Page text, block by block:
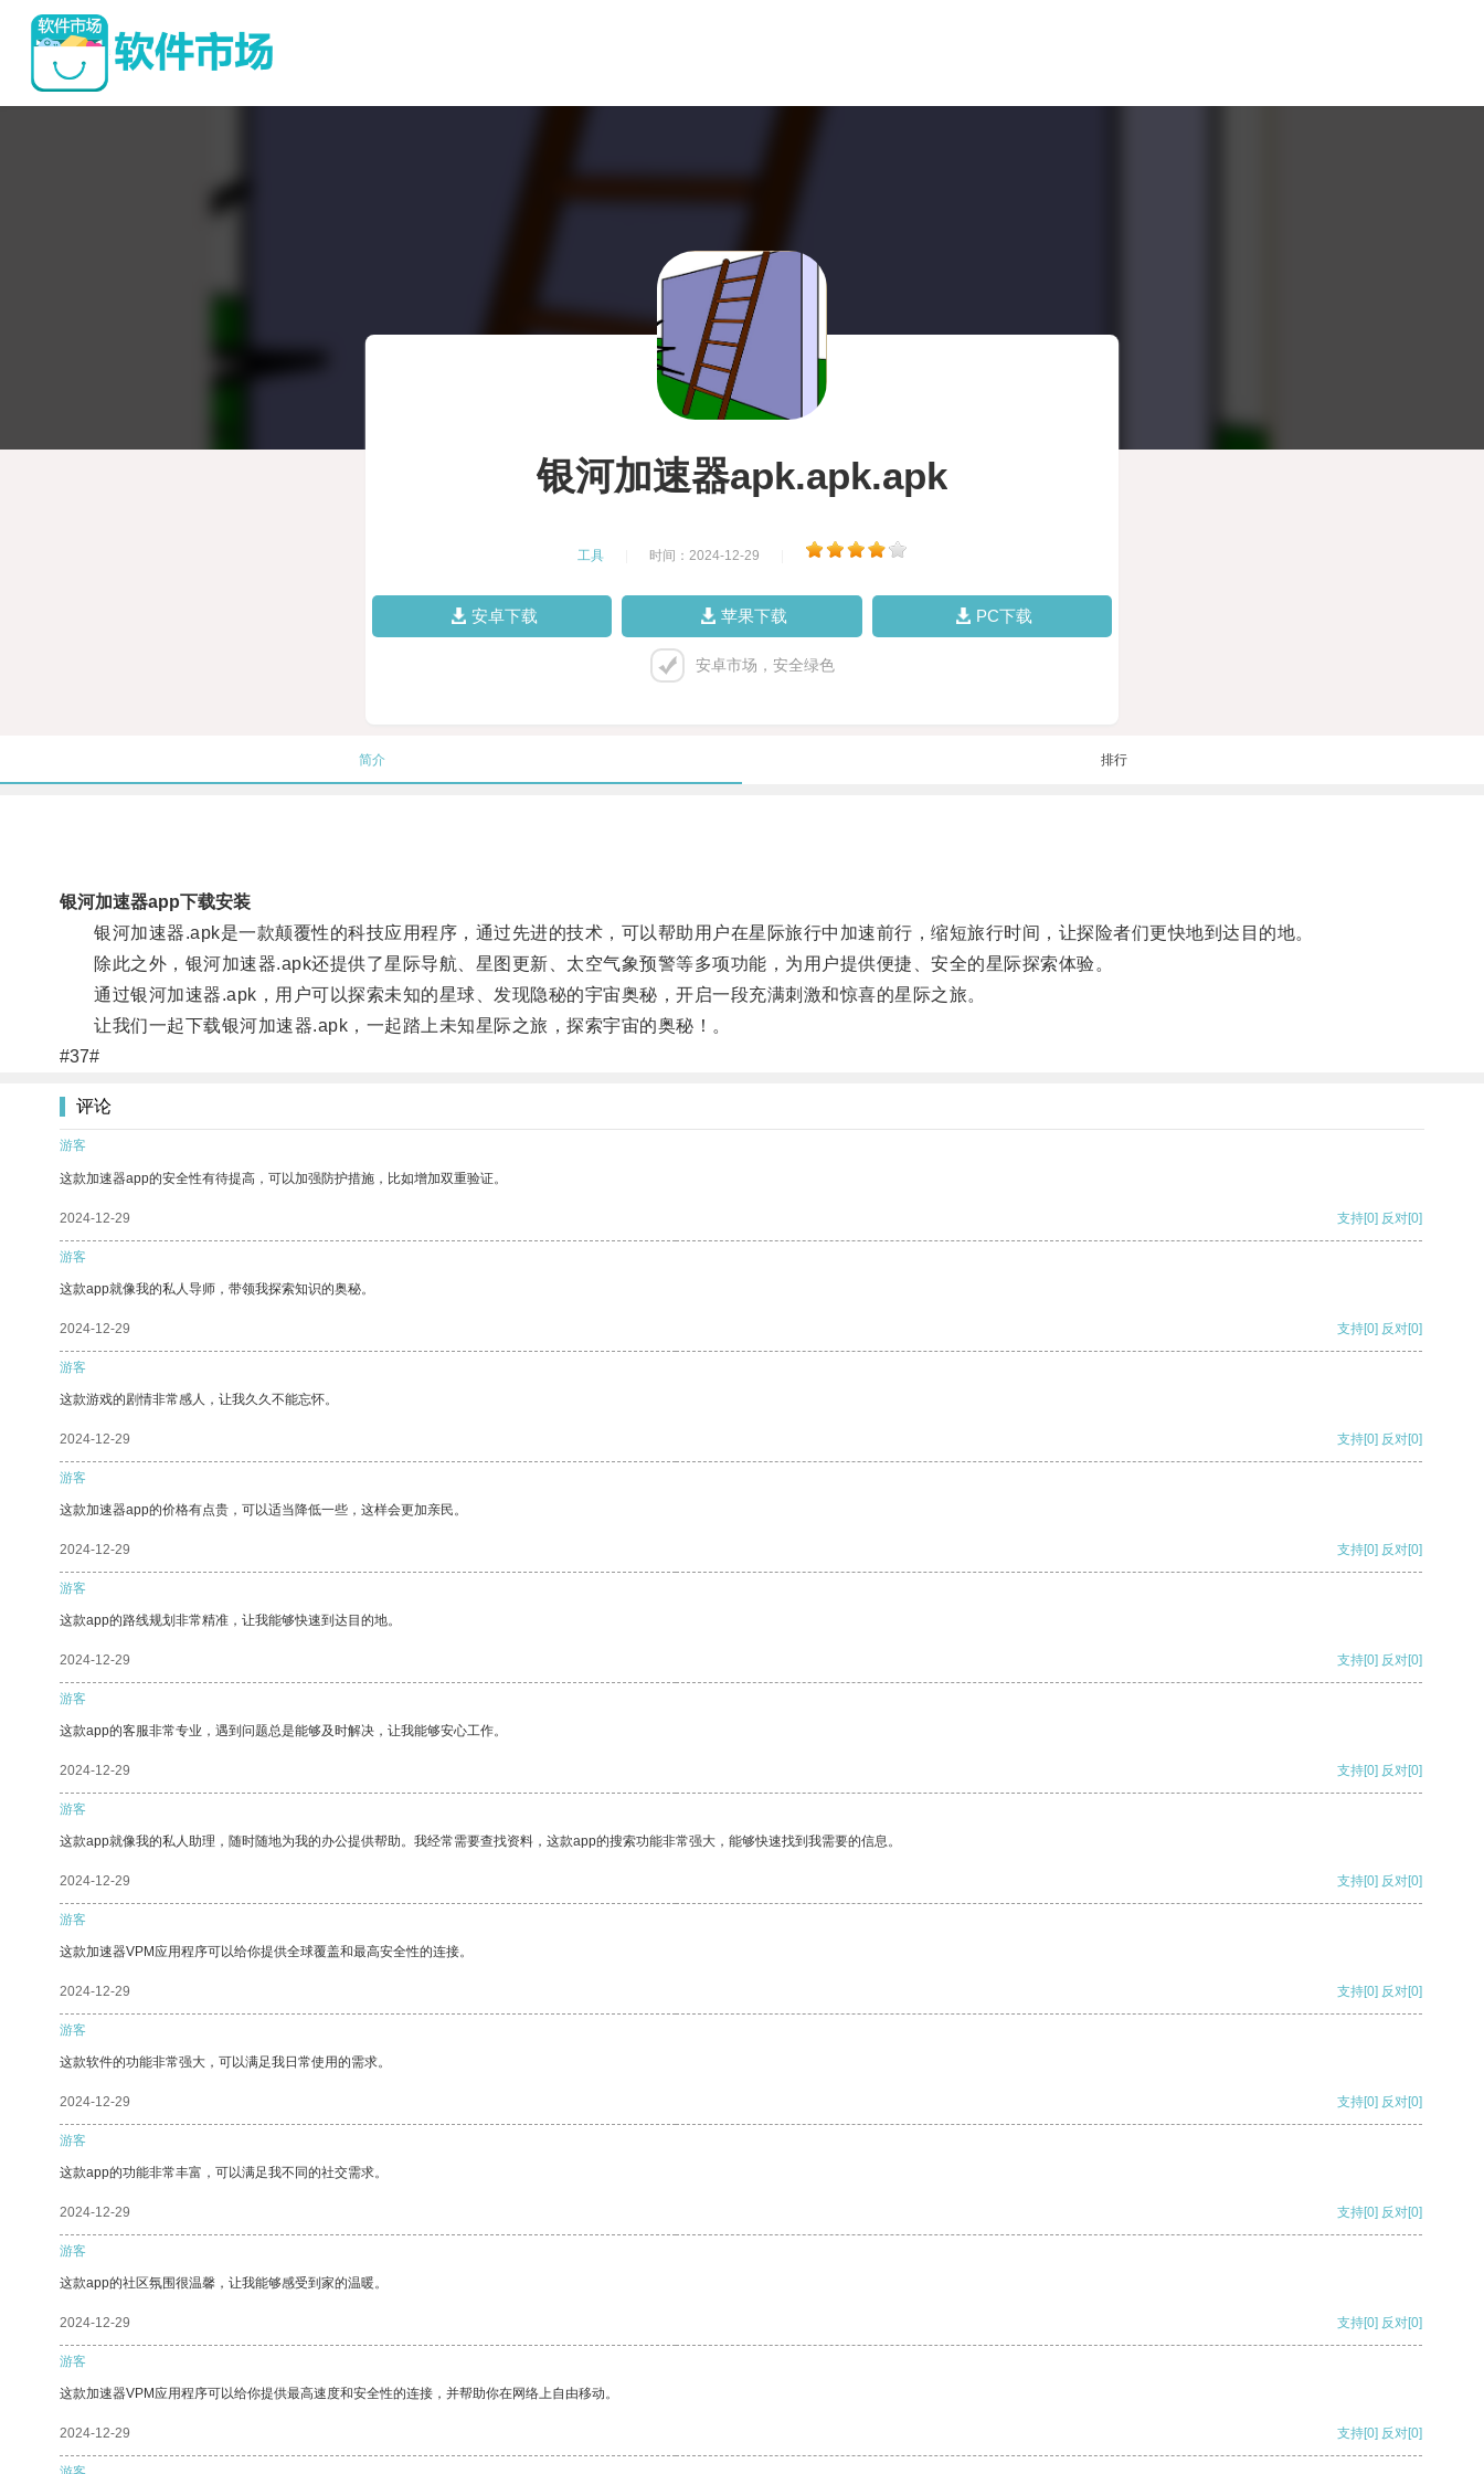
银河加速器apk.apk.apk
工具 时间：2024-12-29
安卓下载 苹果下载 PC下载
安卓市场，安全绿色
简介 排行
银河加速器app下载安装
银河加速器.apk是一款颠覆性的科技应用程序，通过先进的技术，可以帮助用户在星际旅行中加速前行，缩短旅行时间，让探险者们更快地到达目的地。
除此之外，银河加速器.apk还提供了星际导航、星图更新、太空气象预警等多项功能，为用户提供便捷、安全的星际探索体验。
通过银河加速器.apk，用户可以探索未知的星球、发现隐秘的宇宙奥秘，开启一段充满刺激和惊喜的星际之旅。
让我们一起下载银河加速器.apk，一起踏上未知星际之旅，探索宇宙的奥秘！。
#37#
评论
游客
这款加速器app的安全性有待提高，可以加强防护措施，比如增加双重验证。
2024-12-29 支持[0] 反对[0]
游客
这款app就像我的私人导师，带领我探索知识的奥秘。
2024-12-29 支持[0] 反对[0]
游客
这款游戏的剧情非常感人，让我久久不能忘怀。
2024-12-29 支持[0] 反对[0]
游客
这款加速器app的价格有点贵，可以适当降低一些，这样会更加亲民。
2024-12-29 支持[0] 反对[0]
游客
这款app的路线规划非常精准，让我能够快速到达目的地。
2024-12-29 支持[0] 反对[0]
游客
这款app的客服非常专业，遇到问题总是能够及时解决，让我能够安心工作。
2024-12-29 支持[0] 反对[0]
游客
这款app就像我的私人助理，随时随地为我的办公提供帮助。我经常需要查找资料，这款app的搜索功能非常强大，能够快速找到我需要的信息。
2024-12-29 支持[0] 反对[0]
游客
这款加速器VPM应用程序可以给你提供全球覆盖和最高安全性的连接。
2024-12-29 支持[0] 反对[0]
游客
这款软件的功能非常强大，可以满足我日常使用的需求。
2024-12-29 支持[0] 反对[0]
游客
这款app的功能非常丰富，可以满足我不同的社交需求。
2024-12-29 支持[0] 反对[0]
游客
这款app的社区氛围很温馨，让我能够感受到家的温暖。
2024-12-29 支持[0] 反对[0]
游客
这款加速器VPM应用程序可以给你提供最高速度和安全性的连接，并帮助你在网络上自由移动。
2024-12-29 支持[0] 反对[0]